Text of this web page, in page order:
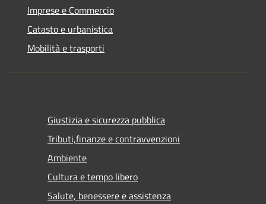
Imprese e Commercio
Catasto e urbanistica
Mobilità e trasporti
Giustizia e sicurezza pubblica
Tributi,finanze e contravvenzioni
Ambiente
Cultura e tempo libero
Salute, benessere e assistenza